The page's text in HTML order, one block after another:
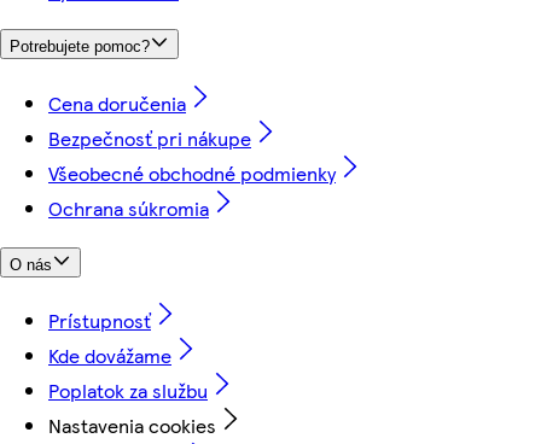
Potrebujete pomoc?
Cena doručenia
Bezpečnosť pri nákupe
Všeobecné obchodné podmienky
Ochrana súkromia
O nás
Prístupnosť
Kde dovážame
Poplatok za službu
Nastavenia cookies